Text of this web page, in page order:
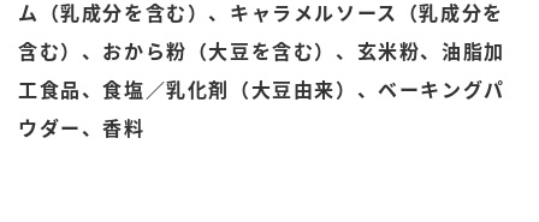
ロングセラー商品 ＋ おすすめレシピ
人気商品 ＋ おすすめレシピ
ム（乳成分を含む）、キャラメルソース（乳成分を
含む）、おから粉（大豆を含む）、玄米粉、油脂加
工食品、食塩／乳化剤（大豆由来）、ベーキングパ
ウダー、香料